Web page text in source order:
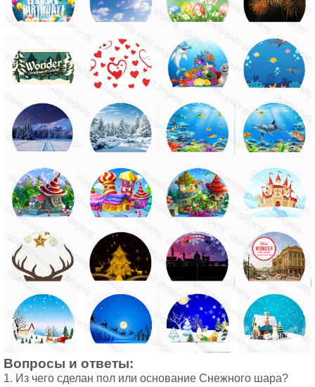
1. Из чего сделан пол или основание Снежного шара?